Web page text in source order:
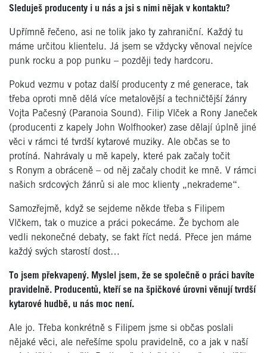
Sleduješ producenty i u nás a jsi s nimi nějak v kontaktu?
Upřímně řečeno, asi ne tolik jako ty zahraniční. Každý tu
máme určitou klientelu. Já jsem se vždycky věnoval nejvíce
punk rocku a pop punku – později tedy hardcoru.
Pokud vezmu v potaz další producenty z mé generace, tak
třeba oproti mně dělá více metalovější a techničtější žánry
Vojta Pačesný (Paranoia Sound). Filip Vlček a Rony Janeček
(producenti z kapely John Wolfhooker) zase dělají úplně jiné
věci v rámci té tvrdší kytarové muziky. Ale občas se to
protíná. Nahrávaly u mě kapely, které pak začaly točit
s Ronym a obráceně – od něj začaly chodit ke mně. V rámci
našich srdcových žánrů si ale moc klienty „nekrademe“.
Samozřejmě, když se sejdeme někde třeba s Filipem
Vlčkem, tak o muzice a práci pokecáme. Že bychom ale
vedli nekonečné debaty, se fakt říct nedá. Přece jen máme
každý svých starostí dost…
To jsem překvapený. Myslel jsem, že se společně o práci bavíte
pravidelně. Producentů, kteří se na špičkové úrovni věnují tvrdší
kytarové hudbě, u nás moc není.
Ale jo. Třeba konkrétně s Filipem jsme si občas poslali
nějaké věci, ale neřešíme spolu pravidelně, co a jak v naší